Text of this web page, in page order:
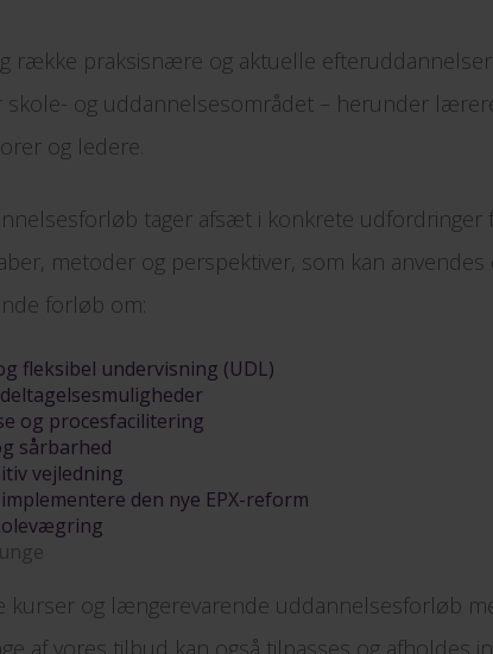
række praksisnære og aktuelle
og uddannelsesområdet – herunder
og ledere.
tager afsæt i konkrete udfordringer
metoder og perspektiver, som kan anvendes
forløb om:
fleksibel undervisning (UDL)
og procesfacilitering
sårbarhed
vejledning
den nye EPX-reform
kurser og længerevarende uddannelsesforløb
af vores tilbud kan også tilpasses og afholdes